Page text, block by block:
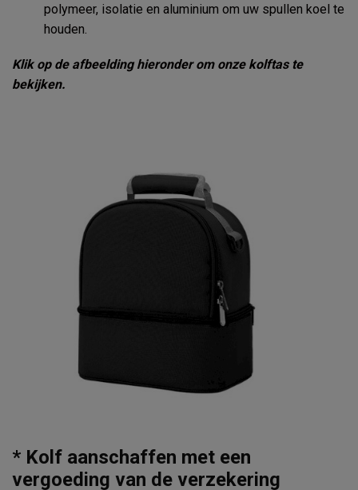
polymeer, isolatie en aluminium om uw spullen koel te
houden.
Klik op de afbeelding hieronder om onze kolftas te
bekijken.
* Kolf aanschaffen met een
vergoeding van de verzekering